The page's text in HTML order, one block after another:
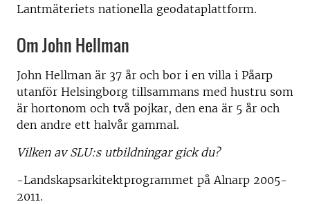
Lantmäteriets nationella geodataplattform.
Om John Hellman
John Hellman är 37 år och bor i en villa i Påarp
utanför Helsingborg tillsammans med hustru som
är hortonom och två pojkar, den ena är 5 år och
den andre ett halvår gammal.
Vilken av SLU:s utbildningar gick du?
-Landskapsarkitektprogrammet på Alnarp 2005-
2011.